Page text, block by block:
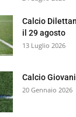
Calcio
il 29 agosto
13 Luglio 2026
Calcio
20 Gennaio 2026